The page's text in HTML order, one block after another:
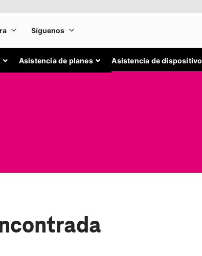
Asistencia de planes Asistencia de dispositivo